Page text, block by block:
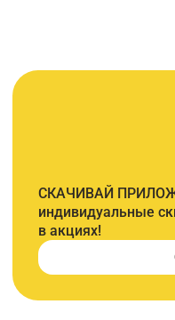
СКАЧИВАЙ
индивидуальные
в акциях!